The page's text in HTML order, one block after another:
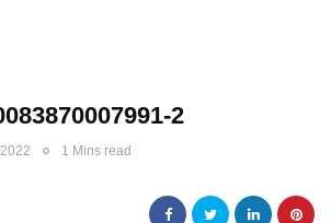
2
1 Mins read